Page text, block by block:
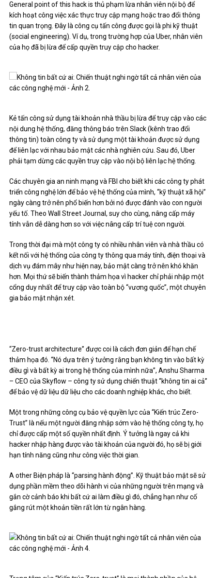
General point of this hack is thủ phạm lừa nhân viên nội bộ để
kích hoạt công việc xác thực truy cập mạng hoặc trao đổi thông
tin quan trọng. Đây là công cụ tấn công được gọi là phi kỹ thuật
(social engineering). Ví dụ, trong trường hợp của Uber, nhân viên
của họ đã bị lừa để cấp quyền truy cập cho hacker.
Kẻ tấn công sử dụng tài khoản nhà thầu bị lừa để truy cập vào các
nội dung hệ thống, đăng thông báo trên Slack (kênh trao đổi
thông tin) toàn công ty và sử dụng một tài khoản được sử dụng
để liên lạc với nhau bảo mật các nhà nghiên cứu. Sau đó, Uber
phải tạm dừng các quyền truy cập vào nội bộ liên lạc hệ thống.
Các chuyên gia an ninh mạng và FBI cho biết khi các công ty phát
triển công nghệ lớn để bảo vệ hệ thống của mình, “kỹ ​​thuật xã hội”
ngày càng trở nên phổ biến hơn bởi nó được đánh vào con người
yếu tố. Theo Wall Street Journal, suy cho cùng, nâng cấp máy
tính vẫn dễ dàng hơn so với việc nâng cấp trí tuệ con người.
Trong thời đại mà một công ty có nhiều nhân viên và nhà thầu có
kết nối với hệ thống của công ty thông qua máy tính, điện thoại và
dịch vụ đám mây như hiện nay, bảo mật càng trở nên khó khăn
hơn. Mọi thứ sẽ biến thành thảm họa vì hacker chỉ phải nhập một
cổng duy nhất để truy cập vào toàn bộ “vương quốc”, một chuyên
gia bảo mật nhận xét.
“Zero-trust architecture” được coi là cách đơn giản để hạn chế
thảm họa đó. “Nó dựa trên ý tưởng rằng bạn không tin vào bất kỳ
điều gì và bất kỳ ai trong hệ thống của mình nữa”, Anshu Sharma
– CEO của Skyflow – công ty sử dụng chiến thuật “không tin ai cả”
để bảo vệ dữ liệu dữ liệu cho các doanh nghiệp khác, cho biết.
Một trong những công cụ bảo vệ quyền lực của “Kiến trúc Zero-
Trust” là nếu một người đăng nhập sớm vào hệ thống công ty, họ
chỉ được cấp một số quyền nhất định. Ý tưởng là ngay cả khi
hacker nhập hàng được vào tài khoản của người đó, họ sẽ bị giới
hạn tính năng cũng như công việc thời gian.
A other Biện pháp là “parsing hành động”. Kỹ thuật bảo mật sẽ sử
dụng phần mềm theo dõi hành vi của những người trên mạng và
gắn cờ cảnh báo khi bất cứ ai làm điều gì đó, chẳng hạn như cố
gắng rút một khoản tiền rất lớn từ ngân hàng.